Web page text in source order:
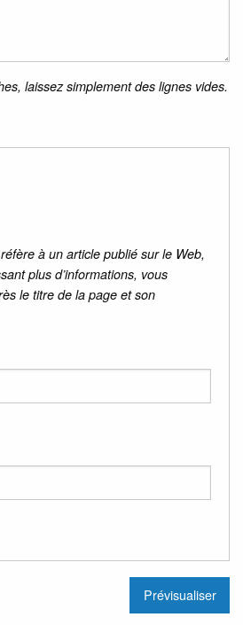
laissez simplement des lignes vides.
à un article publié sur le Web,
plus d’informations, vous
le titre de la page et son